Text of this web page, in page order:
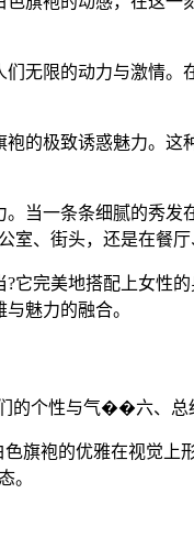
无限的动力与激情
的极致诱惑魅力。
当一条条细腻的秀
、街头，还是在餐
完美地搭配上女性
魅力的融合。
们的个性与气��六、总
旗袍的优雅在视觉
。